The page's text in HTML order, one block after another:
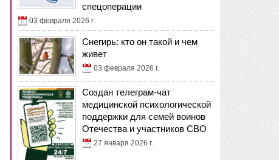
спецоперации
03 февраля 2026 г.
Снегирь: кто он такой и чем
живет
03 февраля 2026 г.
Создан телеграм-чат
медицинской психологической
поддержки для семей воинов
Отечества и участников СВО
27 января 2026 г.